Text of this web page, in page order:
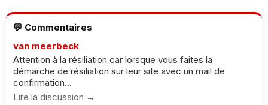
💬 Commentaires
van meerbeck
Attention à la résiliation car lorsque vous faites la
démarche de résiliation sur leur site avec un mail de
confirmation...
Lire la discussion →